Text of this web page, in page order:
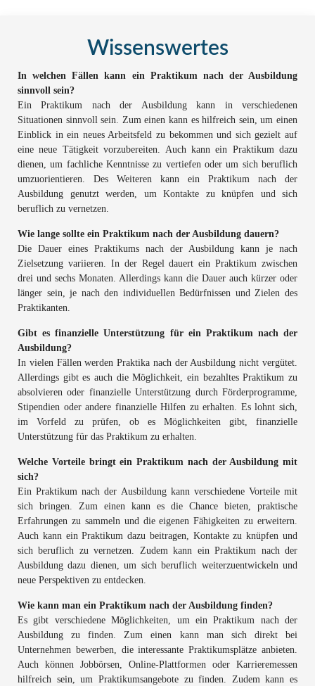
Wissenswertes
In welchen Fällen kann ein Praktikum nach der Ausbildung
sinnvoll sein?
Ein Praktikum nach der Ausbildung kann in verschiedenen
Situationen sinnvoll sein. Zum einen kann es hilfreich sein, um einen
Einblick in ein neues Arbeitsfeld zu bekommen und sich gezielt auf
eine neue Tätigkeit vorzubereiten. Auch kann ein Praktikum dazu
dienen, um fachliche Kenntnisse zu vertiefen oder um sich beruflich
umzuorientieren. Des Weiteren kann ein Praktikum nach der
Ausbildung genutzt werden, um Kontakte zu knüpfen und sich
beruflich zu vernetzen.
Wie lange sollte ein Praktikum nach der Ausbildung dauern?
Die Dauer eines Praktikums nach der Ausbildung kann je nach
Zielsetzung variieren. In der Regel dauert ein Praktikum zwischen
drei und sechs Monaten. Allerdings kann die Dauer auch kürzer oder
länger sein, je nach den individuellen Bedürfnissen und Zielen des
Praktikanten.
Gibt es finanzielle Unterstützung für ein Praktikum nach der
Ausbildung?
In vielen Fällen werden Praktika nach der Ausbildung nicht vergütet.
Allerdings gibt es auch die Möglichkeit, ein bezahltes Praktikum zu
absolvieren oder finanzielle Unterstützung durch Förderprogramme,
Stipendien oder andere finanzielle Hilfen zu erhalten. Es lohnt sich,
im Vorfeld zu prüfen, ob es Möglichkeiten gibt, finanzielle
Unterstützung für das Praktikum zu erhalten.
Welche Vorteile bringt ein Praktikum nach der Ausbildung mit
sich?
Ein Praktikum nach der Ausbildung kann verschiedene Vorteile mit
sich bringen. Zum einen kann es die Chance bieten, praktische
Erfahrungen zu sammeln und die eigenen Fähigkeiten zu erweitern.
Auch kann ein Praktikum dazu beitragen, Kontakte zu knüpfen und
sich beruflich zu vernetzen. Zudem kann ein Praktikum nach der
Ausbildung dazu dienen, um sich beruflich weiterzuentwickeln und
neue Perspektiven zu entdecken.
Wie kann man ein Praktikum nach der Ausbildung finden?
Es gibt verschiedene Möglichkeiten, um ein Praktikum nach der
Ausbildung zu finden. Zum einen kann man sich direkt bei
Unternehmen bewerben, die interessante Praktikumsplätze anbieten.
Auch können Jobbörsen, Online-Plattformen oder Karrieremessen
hilfreich sein, um Praktikumsangebote zu finden. Zudem kann es